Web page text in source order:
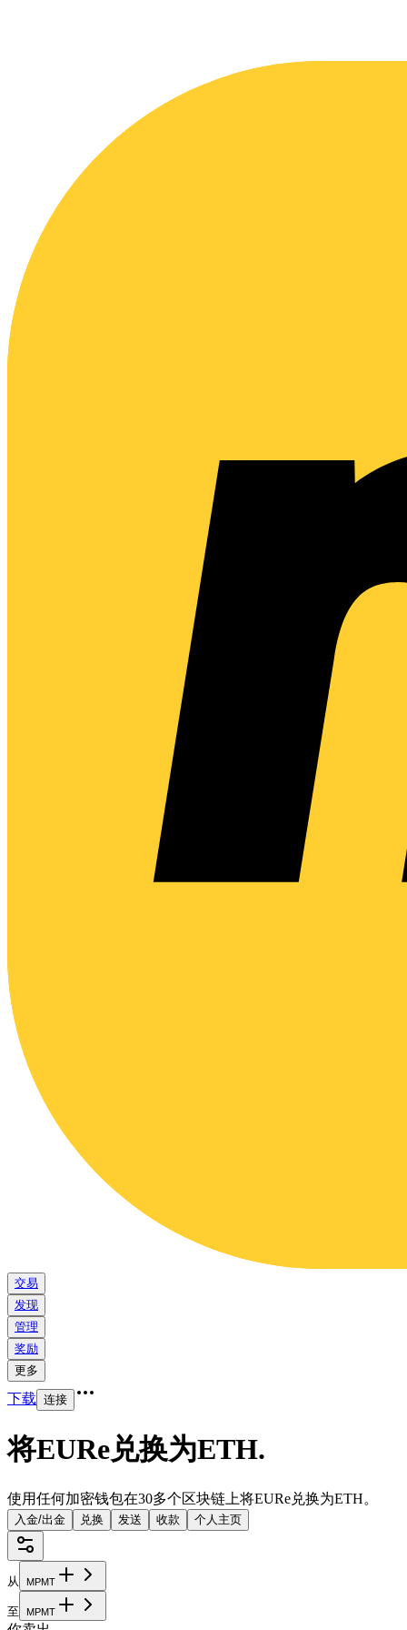
交易
发现
管理
奖励
更多
下载 连接
将EURe兑换为ETH.
使用任何加密钱包在30多个区块链上将EURe兑换为ETH。
入金/出金 兑换 发送 收款 个人主页
从 MPMT
至 MPMT